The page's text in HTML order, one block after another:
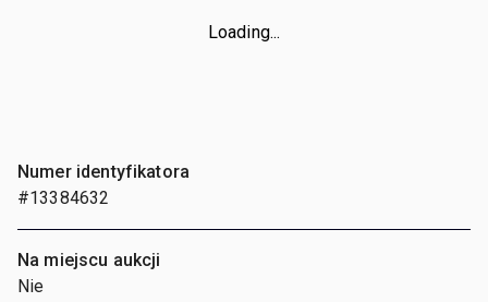
Loading...
Numer identyfikatora
#13384632
Na miejscu aukcji
Nie